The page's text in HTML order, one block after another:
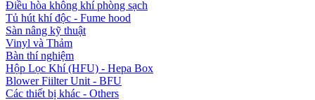
Điều hòa không khí phòng sạch
Tủ hút khí độc - Fume hood
Sàn nâng kỹ thuật
Vinyl và Thảm
Bàn thí nghiệm
Hộp Lọc Khí (HFU) - Hepa Box
Blower Fiilter Unit - BFU
Các thiết bị khác - Others